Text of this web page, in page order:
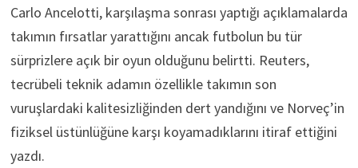
Carlo Ancelotti, karşılaşma sonrası yaptığı açıklamalarda
takımın fırsatlar yarattığını ancak futbolun bu tür
sürprizlere açık bir oyun olduğunu belirtti. Reuters,
tecrübeli teknik adamın özellikle takımın son
vuruşlardaki kalitesizliğinden dert yandığını ve Norveç’in
fiziksel üstünlüğüne karşı koyamadıklarını itiraf ettiğini
yazdı.